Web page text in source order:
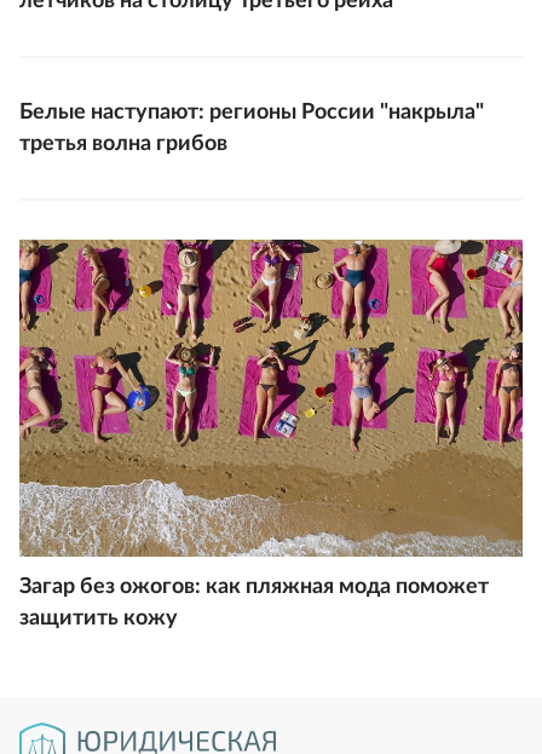
Белые наступают: регионы России "накрыла"
третья волна грибов
Загар без ожогов: как пляжная мода поможет
защитить кожу